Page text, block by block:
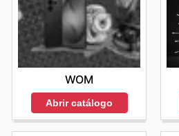
WOM
Abrir catálogo